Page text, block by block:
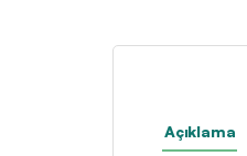
Açıklama